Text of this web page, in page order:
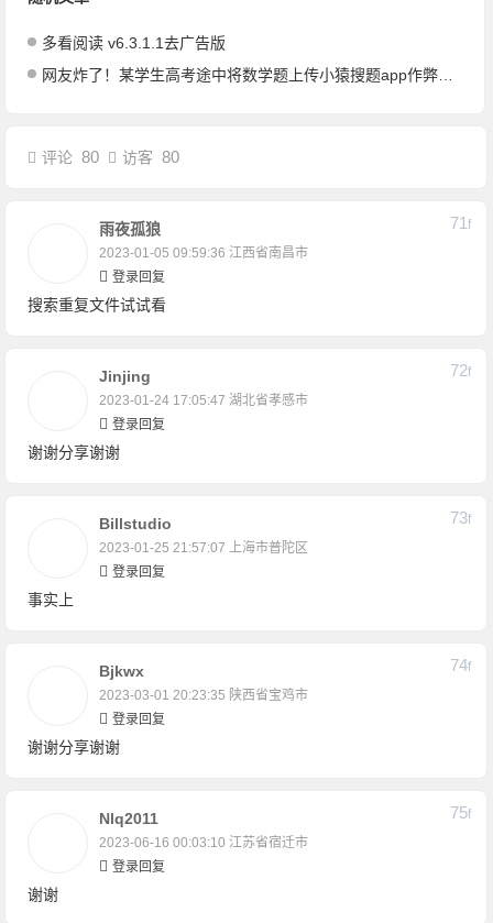
多看阅读 v6.3.1.1去广告版
网友炸了！某学生高考途中将数学题上传小猿搜题app作弊被抓
评论80 访客80
雨夜孤狼
2023-01-05 09:59:36 江西省南昌市
71F
登录回复
搜索重复文件试试看
Jinjing
2023-01-24 17:05:47 湖北省孝感市
72F
登录回复
谢谢分享谢谢
Billstudio
2023-01-25 21:57:07 上海市普陀区
73F
登录回复
事实上
Bjkwx
2023-03-01 20:23:35 陕西省宝鸡市
74F
登录回复
谢谢分享谢谢
Nlq2011
2023-06-16 00:03:10 江苏省宿迁市
75F
登录回复
谢谢